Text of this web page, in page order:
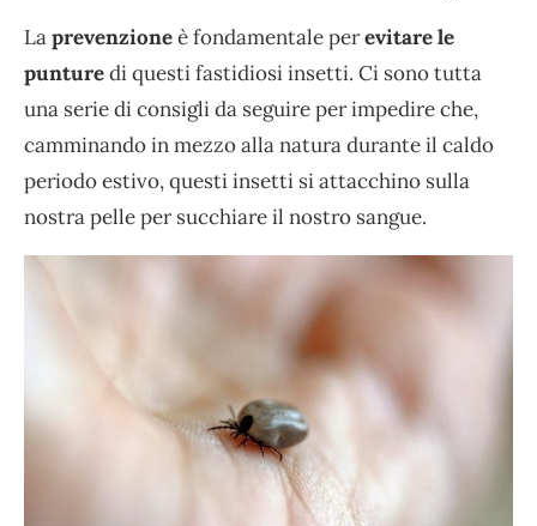
Laprevenzioneè fondamentale perevitare le
punturedi questi fastidiosi insetti. Ci sono tutta
una serie di consigli da seguire per impedire che,
camminando in mezzo alla natura durante il caldo
periodo estivo, questi insetti si attacchino sulla
nostra pelle per succhiare il nostro sangue.